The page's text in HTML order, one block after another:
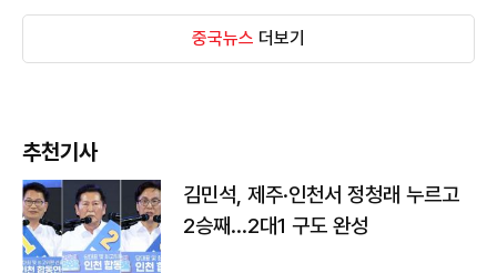
중국뉴스 더보기
추천기사
김민석, 제주·인천서 정청래 누르고
2승째…2대1 구도 완성